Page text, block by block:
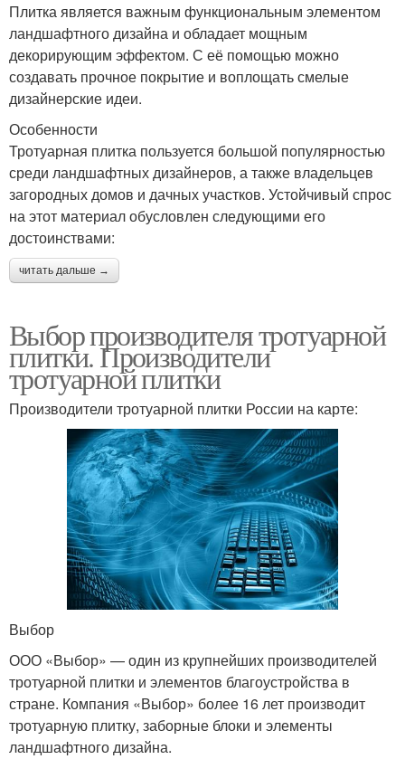
Плитка является важным функциональным элементом
ландшафтного дизайна и обладает мощным
декорирующим эффектом. С её помощью можно
создавать прочное покрытие и воплощать смелые
дизайнерские идеи.
Особенности
Тротуарная плитка пользуется большой популярностью
среди ландшафтных дизайнеров, а также владельцев
загородных домов и дачных участков. Устойчивый спрос
на этот материал обусловлен следующими его
достоинствами:
читать дальше →
Выбор производителя тротуарной
плитки. Производители
тротуарной плитки
Производители тротуарной плитки России на карте:
Выбор
ООО «Выбор» — один из крупнейших производителей
тротуарной плитки и элементов благоустройства в
стране. Компания «Выбор» более 16 лет производит
тротуарную плитку, заборные блоки и элементы
ландшафтного дизайна.